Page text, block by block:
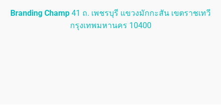
Branding Champ 41 ถ. เพชรบุรี แขวงมักกะสัน เขตราชเทวี
กรุงเทพมหานคร 10400